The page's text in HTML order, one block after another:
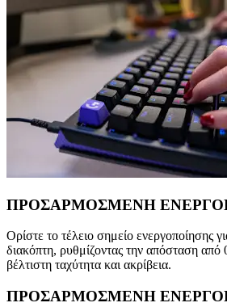
ΠΡΟΣΑΡΜΟΣΜΕΝΗ
Ορίστε το τέλειο σημείο ενεργοποίησης
διακόπτη, ρυθμίζοντας την απόσταση
βέλτιστη ταχύτητα και ακρίβεια.
ΠΡΟΣΑΡΜΟΣΜΕΝΗ